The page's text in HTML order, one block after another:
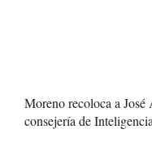
Moreno recoloca a
consejería de